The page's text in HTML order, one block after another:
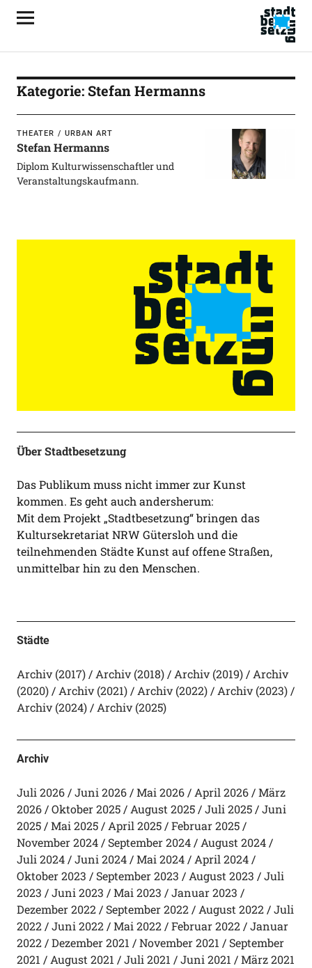
Kategorie: Stefan Hermanns
THEATER URBAN ART
Stefan Hermanns
Diplom Kulturwissenschaftler und
Veranstaltungskaufmann.
Über Stadtbesetzung
Das Publikum muss nicht immer zur Kunst
kommen. Es geht auch andersherum:
Mit dem Projekt „Stadtbesetzung“ bringen das
Kultursekretariat NRW Gütersloh und die
teilnehmenden Städte Kunst auf offene Straßen,
unmittelbar hin zu den Menschen.
Städte
Archiv (2017) Archiv (2018) Archiv (2019)
Archiv
(2020)
Archiv (2021) Archiv (2022)
Archiv (2023)
Archiv (2024)
Archiv (2025)
Archiv
Juli 2026 Juni 2026 Mai 2026 April 2026
März
2026
Oktober 2025 August 2025 Juli 2025
Juni
2025
Mai 2025 April 2025
Februar 2025
November 2024
September 2024
August 2024
Juli 2024
Juni 2024 Mai 2024
April 2024
Oktober 2023
September 2023 August 2023
Juli
2023
Juni 2023 Mai 2023
Januar 2023
Dezember 2022
September 2022 August 2022
Juli
2022
Juni 2022 Mai 2022 Februar 2022
Januar
2022
Dezember 2021 November 2021
September
2021
August 2021 Juli 2021 Juni 2021
März 2021